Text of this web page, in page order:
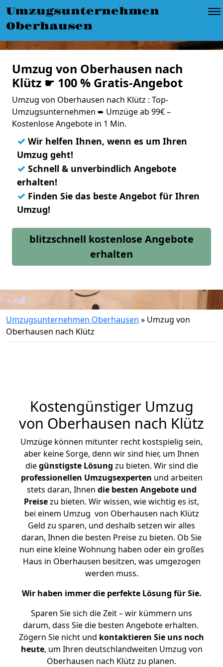
Umzugsunternehmen
Oberhausen
Umzug von Oberhausen nach
Klütz ☛ 100 % Gratis-Angebot
Umzug von Oberhausen nach Klütz : Top-
Umzugsunternehmen ➨ Umzüge ab 99€ –
Kostenlose Angebote in 1 Min.
✓ Wir helfen Ihnen, wenn es um Ihren
Umzug geht!
✓ Schnell & unverbindlich Angebote
erhalten!
✓ Finden Sie das beste Angebot für Ihren
Umzug!
blitzschnell kostenlose Angebote
erhalten
Umzugsunternehmen Oberhausen » Umzug von
Oberhausen nach Klütz
Kostengünstiger Umzug
von Oberhausen nach Klütz
Umzüge können mitunter recht kostspielig sein,
aber keine Sorge, denn wir sind hier, um Ihnen
diegünstigste Lösung zu bieten. Wir sind die
professionellen Umzugsexperten und arbeiten
stets daran, Ihnen die besten Angebote und
Preisezu bieten. Wir wissen, wie wichtig es ist,
bei einem Umzug von Oberhausen nach Klütz
Geld zu sparen, und deshalb setzen wir alles
daran, Ihnen die besten Preise zu bieten. Ob Sie
nun eine kleine Wohnung haben oder ein großes
Haus in Oberhausen besitzen, was umgezogen
werden muss.
Wir haben immer die perfekte Lösung für Sie.
Sparen Sie sich die Zeit – wir kümmern uns
darum, dass Sie die besten Angebote erhalten.
Zögern Sie nicht und kontaktieren Sie uns noch
heute, um Ihren deutschlandweiten Umzug von
Oberhausen nach Klütz zu planen.